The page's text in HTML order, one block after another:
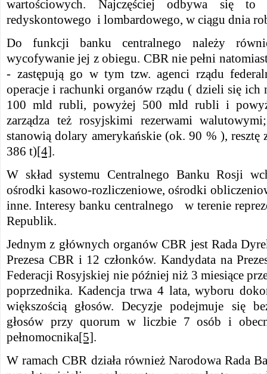
wartościowych. Najczęściej odbywa się
redyskontowego i lombardowego, w ciągu dnia
Do funkcji banku centralnego należy
wycofywanie jej z obiegu. CBR nie pełni
- zastępują go w tym tzw. agenci rządu
operacje i rachunki organów rządu ( dzieli się ich
100 mld rubli, powyżej 500 mld rubli i
zarządza też rosyjskimi rezerwami
stanowią dolary amerykańskie (ok. 90 % ), resztę
386 t)[4].
W skład systemu Centralnego Banku Rosji
ośrodki kasowo-rozliczeniowe, ośrodki
inne. Interesy banku centralnego w terenie
Republik.
Jednym z głównych organów CBR jest Rada
Prezesa CBR i 12 członków. Kandydata na
Federacji Rosyjskiej nie później niż 3 miesiące
poprzednika. Kadencja trwa 4 lata, wyboru
większością głosów. Decyzje podejmuje się
głosów przy quorum w liczbie 7 osób i
pełnomocnika[5].
W ramach CBR działa również Narodowa Rada